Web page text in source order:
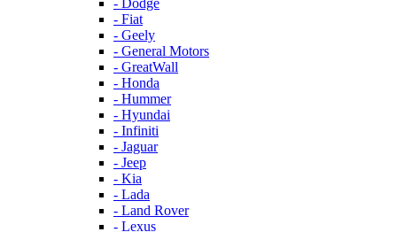
- Dodge
- Fiat
- Geely
- General Motors
- GreatWall
- Honda
- Hummer
- Hyundai
- Infiniti
- Jaguar
- Jeep
- Kia
- Lada
- Land Rover
- Lexus